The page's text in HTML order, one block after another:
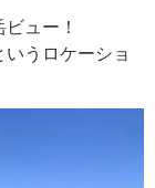
ュー！
うロケーショ